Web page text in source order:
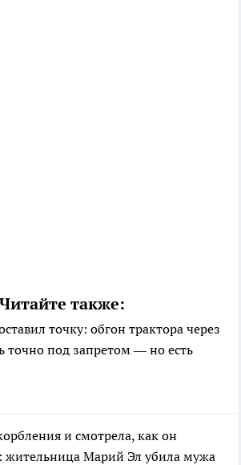
Читайте также:
точку: обгон трактора через
точно под запретом — но есть
и смотрела, как он
жительница Марий Эл убила мужа